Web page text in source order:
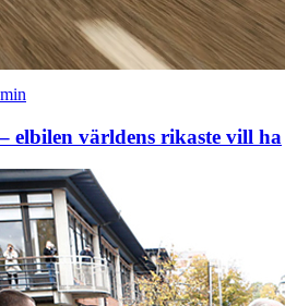
min
elbilen världens rikaste vill ha